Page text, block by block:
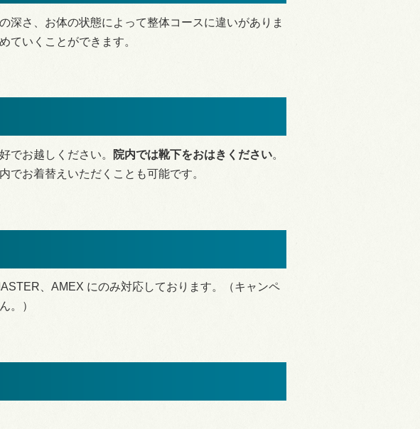
深さ、お体の状態によって整体コースに違いがありま
ていくことができます。
でお越しください。 院内では靴下をおはきください。
でお着替えいただくことも可能です。
、AMEX にのみ対応しております。（キャンペ
。）